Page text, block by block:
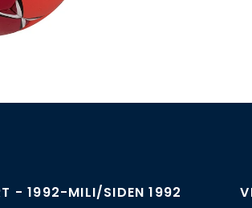
- 1992-MILI/SIDEN 1992